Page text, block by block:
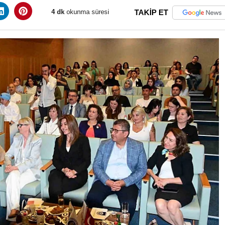
4 dk okunma süresi TAKİP ET